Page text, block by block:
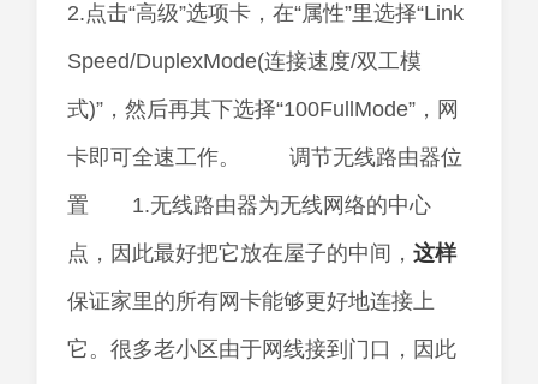
2.点击“高级”选项卡，在“属性”里选择“Link
Speed/DuplexMode(连接速度/双工模
式)”，然后再其下选择“100FullMode”，网
卡即可全速工作。 调节无线路由器位
置 1.无线路由器为无线网络的中心
点，因此最好把它放在屋子的中间， 这样
保证家里的所有网卡能够更好地连接上
它。很多老小区由于网线接到门口，因此